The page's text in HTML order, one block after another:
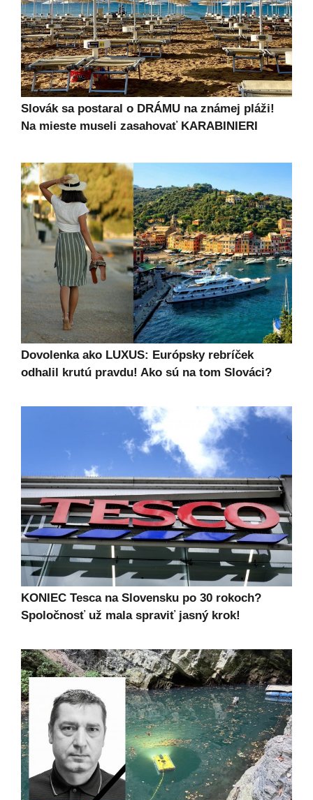
Slovák sa postaral o DRÁMU na známej pláži!
Na mieste museli zasahovať KARABINIERI
Dovolenka ako LUXUS: Európsky rebríček
odhalil krutú pravdu! Ako sú na tom Slováci?
KONIEC Tesca na Slovensku po 30 rokoch?
Spoločnosť už mala spraviť jasný krok!